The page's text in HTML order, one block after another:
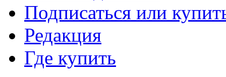
Подписаться или
Редакция
Где купить